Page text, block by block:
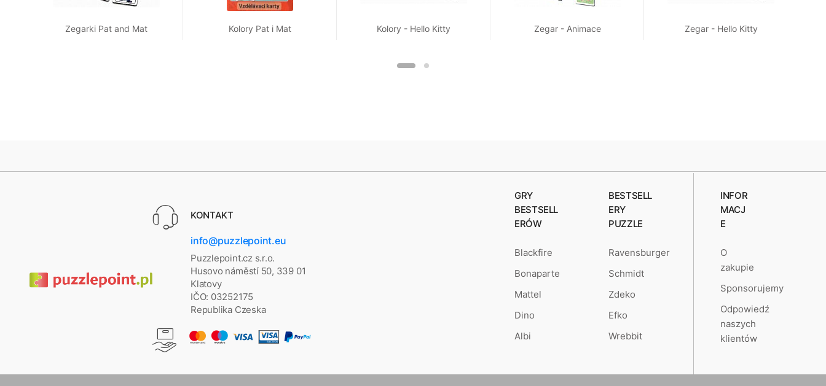
Zegarki Pat and Mat Kolory Pat i Mat Kolory - Hello Kitty Zegar - Animace Zegar - Hello Kitty
KONTAKT
info@puzzlepoint.eu
Puzzlepoint.cz s.r.o.
Husovo náměstí 50, 339 01
Klatovy
IČO: 03252175
Republika Czeska
GRY
BESTSELL
ERÓW
Blackfire
Bonaparte
Mattel
Dino
Albi
BESTSELL
ERY
PUZZLE
Ravensburger
Schmidt
Zdeko
Efko
Wrebbit
INFOR
MACJ
E
O
zakupie
Sponsorujemy
Odpowiedź
naszych
klientów